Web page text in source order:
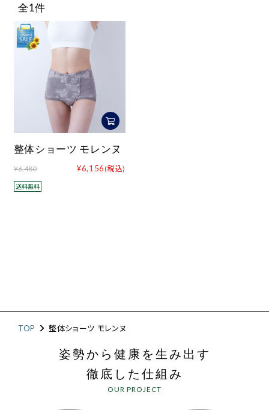
全1件
整体ショーツ モレンヌ
¥6,480 ¥6,156(税込)
送料無料
TOP 整体ショーツ モレンヌ
姿勢から健康を生み出す
徹底した仕組み
OUR PROJECT